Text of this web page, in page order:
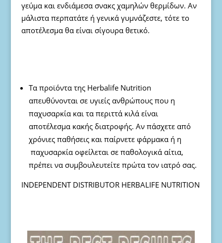
γεύμα και ενδιάμεσα σνακς χαμηλών θερμίδων. Αν
μάλιστα περπατάτε ή γενικά γυμνάζεστε, τότε το
αποτέλεσμα θα είναι σίγουρα θετικό.
Τα προϊόντα της Herbalife Nutrition
απευθύνονται σε υγιείς ανθρώπους που η
παχυσαρκία και τα περιττά κιλά είναι
αποτέλεσμα κακής διατροφής. Αν πάσχετε από
χρόνιες παθήσεις και παίρνετε φάρμακα ή η
παχυσαρκία οφείλεται σε παθολογικά αίτια,
πρέπει να συμβουλευτείτε πρώτα τον ιατρό σας.
ΙΝDEPENDENT DISTRIBUTOR HERBALIFE NUTRITION